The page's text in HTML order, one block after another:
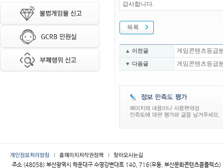
감사합니다.
목록
▲ 이전글 게임콘텐츠등급
▼ 다음글 게임콘텐츠등급